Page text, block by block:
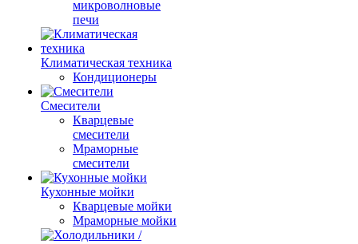
микроволновые
печи
Климатическая техника
Кондиционеры
Смесители
Кварцевые
смесители
Мраморные
смесители
Кухонные мойки
Кварцевые мойки
Мраморные мойки